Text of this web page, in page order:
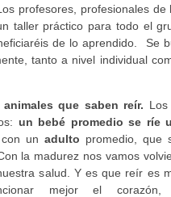
profesores, profesionales de
taller práctico para todo el
de lo aprendido. Se
tanto a nivel individual
que saben reír.
un bebé promedio se ríe
un adulto promedio, que
la madurez nos vamos
salud. Y es que reír es
mejor el corazón,